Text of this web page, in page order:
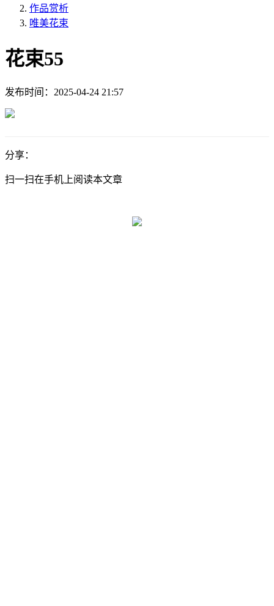
作品赏析
唯美花束
花束55
发布时间： 2025-04-24 21:57
分享：
扫一扫在手机上阅读本文章